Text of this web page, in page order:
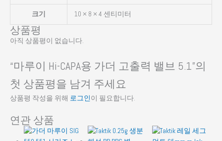
크기 10 × 8 × 4 센티미터
상품평
아직 상품평이 없습니다.
“마루이 Hi-CAPA용 가더 고출력 밸브 5.1”의
첫 상품평을 남겨 주세요
상품평 작성을 위해 로그인이 필요합니다.
연관 상품